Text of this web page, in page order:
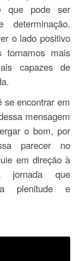
que pode ser
o lado positivo
tornamos mais
capazes de
se encontrar em
mensagem
o bom, por
parecer no
em direção à
jornada que
plenitude e